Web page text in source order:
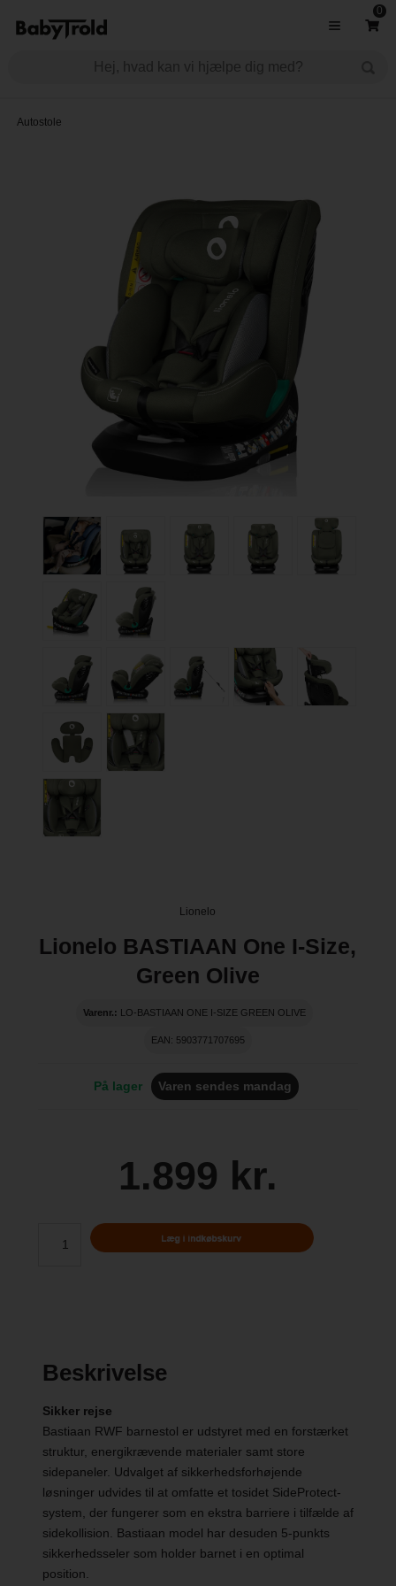
0
Autostole
Lionelo
Lionelo BASTIAAN One I-Size,
Green Olive
Varenr.: LO-BASTIAAN ONE I-SIZE GREEN OLIVE
EAN: 5903771707695
På lager Varen sendes mandag
1.899 kr.
Beskrivelse
Sikker rejse
Bastiaan RWF barnestol er udstyret med en forstærket
struktur, energikrævende materialer samt store
sidepaneler. Udvalget af sikkerhedsforhøjende
løsninger udvides til at omfatte et tosidet SideProtect-
system, der fungerer som en ekstra barriere i tilfælde af
sidekollision. Bastiaan model har desuden 5-punkts
sikkerhedsseler som holder barnet i en optimal
position.